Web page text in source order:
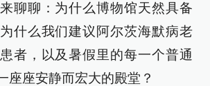
聊聊：为什么博物馆天然具备
什么我们建议阿尔茨海默病老
者，以及暑假里的每一个普通
座座安静而宏大的殿堂？